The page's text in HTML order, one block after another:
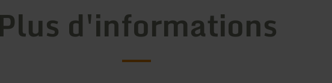
Plus d'informations